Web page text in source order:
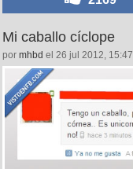
Mi caballo cíclope
por mhbd el 26 jul 2012, 15:47